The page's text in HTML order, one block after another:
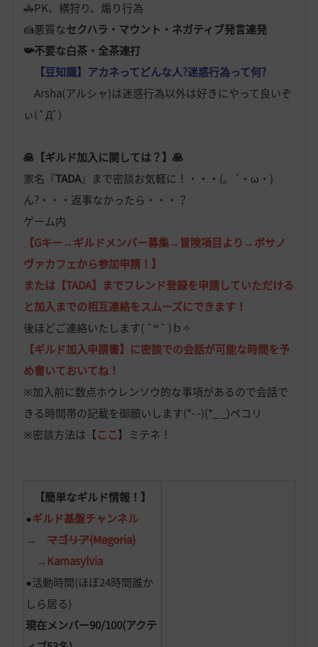
🚓PK、横狩り、煽り行為
🍰悪質なセクハラ・マウント・ネガティブ発言連発
📯不要な白茶・全茶連打
【豆知識】アカネってどんな人?迷惑行為って何?
Arsha(アルシャ)は迷惑行為以外は好きにやって良いぞ
ぃ( ﾟДﾟ)
🥞【ギルド加入に関しては？】🥞
家名『TADA』まで密談お気軽に！・・・(。´・ω・)
ん?・・・返事なかったら・・・？
ゲーム内
【Gキー→ギルドメンバー募集→冒険項目より→ボサノ
ヴァカフェから参加申請！】
または【TADA】までフレンド登録を申請していただける
と加入までの相互連絡をスムーズにできます！
後ほどご連絡いたします( ¯꒳¯ )ｂ✧
【ギルド加入申請書】に密談での会話が可能な時間を予
め書いておいてね！
※加入前に数点ホウレンソウ的な事項があるので会話で
きる時間帯の記載を御願いします(*- -)(*_ _)ペコリ
※密談方法は【ここ】ミテネ！
【簡単なギルド情報！】
●ギルド基盤チャンネル
→マゴリア(Magoria)
→Kamasylvia
●活動時間(ほぼ24時間誰か
しら居る)
現在メンバー90/100(アクテ